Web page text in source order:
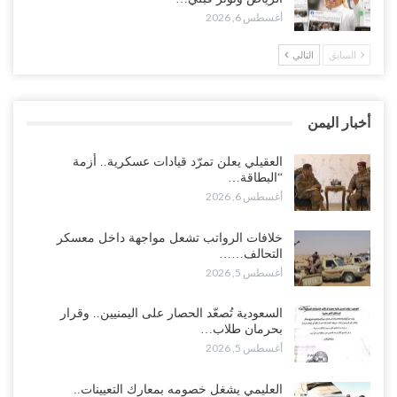
أغسطس 5, 2026
وسط معركة سعودية لإسقاط آخر معاقل الزبيدي.. القبائل تستنفر و”درع
في جبهات مأرب وتعز والضالع..!
أغسطس 5, 2026
تعميد الشهادات يشعل غضباً واسعاً..!
أغسطس 5, 2026
العليمي يشغل خصومه بمعارك التعيينات.. وتحركات موازية للسيطرة على
ملفات المال والنفط..!
“تقرير“| الحظر البحري يعيد رسم خرائط الشحن إلى السعودية.. ناقلات
أغسطس 6, 2026
السابق التالي
أخبار اليمن
العقيلي يعلن تمرّد قيادات عسكرية.. أزمة
“البطاقة…
أغسطس 6, 2026
خلافات الرواتب تشعل مواجهة داخل معسكر
التحالف……
أغسطس 5, 2026
السعودية تُصعّد الحصار على اليمنيين.. وقرار
بحرمان طلاب…
أغسطس 5, 2026
العليمي يشغل خصومه بمعارك التعيينات..